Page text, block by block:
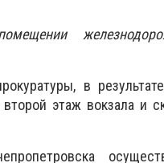
в
этаж вокзала и